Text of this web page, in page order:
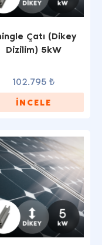
Çatı (Dikey
Dizilim) 5kW
102.795 ₺
İNCELE